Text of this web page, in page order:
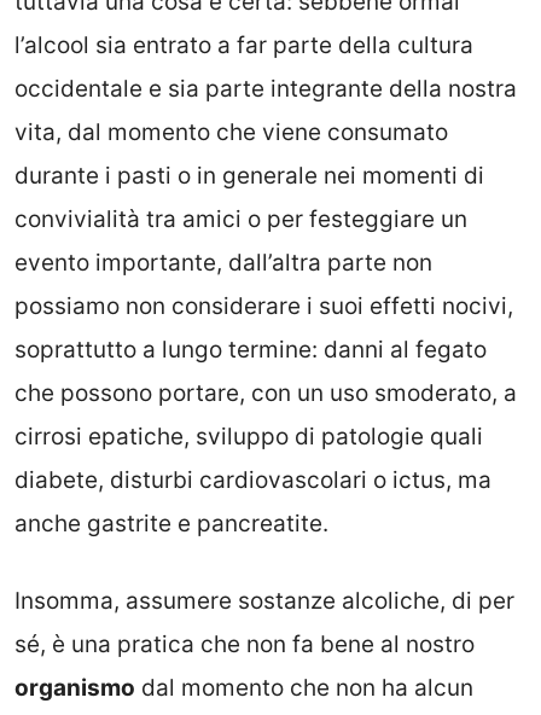
l’alcool sia entrato a far parte della cultura
occidentale e sia parte integrante della nostra
vita, dal momento che viene consumato
durante i pasti o in generale nei momenti di
convivialità tra amici o per festeggiare un
evento importante, dall’altra parte non
possiamo non considerare i suoi effetti nocivi,
soprattutto a lungo termine: danni al fegato
che possono portare, con un uso smoderato, a
cirrosi epatiche, sviluppo di patologie quali
diabete, disturbi cardiovascolari o ictus, ma
anche gastrite e pancreatite.
Insomma, assumere sostanze alcoliche, di per
sé, è una pratica che non fa bene al nostro
organismo dal momento che non ha alcun